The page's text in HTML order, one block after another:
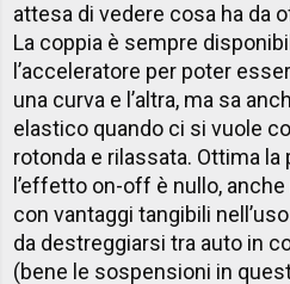
attesa di vedere cosa ha da
La coppia è sempre
l’acceleratore per poter
una curva e l’altra, ma sa
elastico quando ci si vuole
rotonda e rilassata. Ottima la
l’effetto on-off è nullo,
con vantaggi tangibili
da destreggiarsi tra auto in
(bene le sospensioni in